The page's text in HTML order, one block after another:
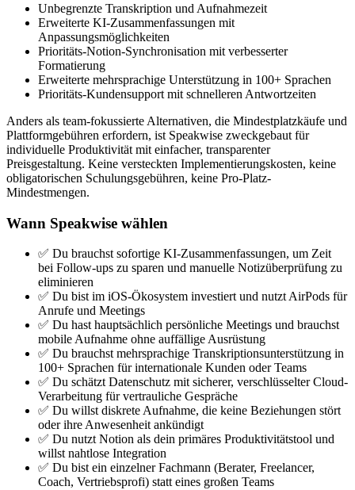
Unbegrenzte Transkription und Aufnahmezeit
Erweiterte KI-Zusammenfassungen mit
Anpassungsmöglichkeiten
Prioritäts-Notion-Synchronisation mit verbesserter
Formatierung
Erweiterte mehrsprachige Unterstützung in 100+ Sprachen
Prioritäts-Kundensupport mit schnelleren Antwortzeiten
Anders als team-fokussierte Alternativen, die Mindestplatzkäufe und
Plattformgebühren erfordern, ist Speakwise zweckgebaut für
individuelle Produktivität mit einfacher, transparenter
Preisgestaltung. Keine versteckten Implementierungskosten, keine
obligatorischen Schulungsgebühren, keine Pro-Platz-
Mindestmengen.
Wann Speakwise wählen
✅ Du brauchst sofortige KI-Zusammenfassungen, um Zeit
bei Follow-ups zu sparen und manuelle Notizüberprüfung zu
eliminieren
✅ Du bist im iOS-Ökosystem investiert und nutzt AirPods für
Anrufe und Meetings
✅ Du hast hauptsächlich persönliche Meetings und brauchst
mobile Aufnahme ohne auffällige Ausrüstung
✅ Du brauchst mehrsprachige Transkriptionsunterstützung in
100+ Sprachen für internationale Kunden oder Teams
✅ Du schätzt Datenschutz mit sicherer, verschlüsselter Cloud-
Verarbeitung für vertrauliche Gespräche
✅ Du willst diskrete Aufnahme, die keine Beziehungen stört
oder ihre Anwesenheit ankündigt
✅ Du nutzt Notion als dein primäres Produktivitätstool und
willst nahtlose Integration
✅ Du bist ein einzelner Fachmann (Berater, Freelancer,
Coach, Vertriebsprofi) statt eines großen Teams